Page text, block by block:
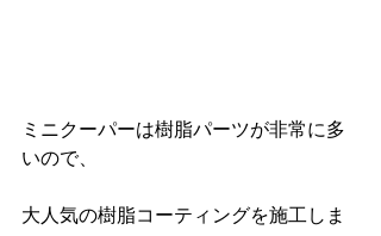
ミニクーパーは樹脂パーツが非常に多
いので、
大人気の樹脂コーティングを施工しま